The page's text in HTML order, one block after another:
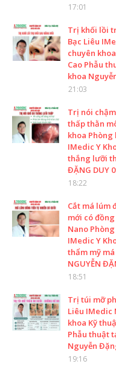
17:01
Trị khối lồi
Bạc Liêu
chuyên
Cao Phẫu
khoa
21:03
Trị nói
thấp thằn
khoa Phòng
IMedic Y
thắng lưỡi
ĐẶNG DUY
18:22
Cắt má lúm
mới có
Nano
IMedic Y
thẩm mỹ
NGUYỄN
18:51
Trị túi mỡ
Liêu IMedic
khoa Kỹ
Phẫu thuật
Nguyễn
19:16